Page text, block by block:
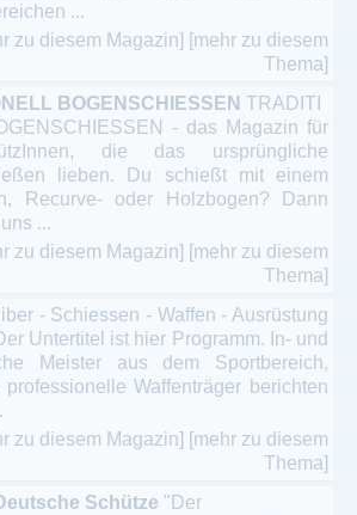
...
zu diesem Magazin] [mehr zu diesem
Thema]
BOGENSCHIESSEN TRADITI
- das Magazin für
die das ursprüngliche
lieben. Du schießt mit einem
Recurve- oder Holzbogen? Dann
...
zu diesem Magazin] [mehr zu diesem
Thema]
- Schiessen - Waffen - Ausrüstung
Untertitel ist hier Programm. In- und
Meister aus dem Sportbereich,
Waffenträger berichten
zu diesem Magazin] [mehr zu diesem
Thema]
Schütze "Der